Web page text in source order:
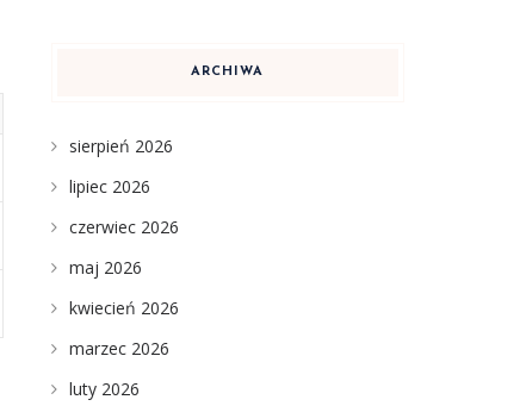
ARCHIWA
sierpień 2026
lipiec 2026
czerwiec 2026
maj 2026
kwiecień 2026
marzec 2026
luty 2026